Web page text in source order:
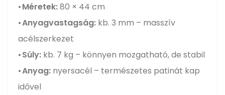
•Méretek:80 × 44 cm
•Anyagvastagság: kb. 3 mm – masszív
acélszerkezet
•Súly: kb. 7 kg – könnyen mozgatható, de stabil
•Anyag: nyersacél – természetes patinát kap
idővel